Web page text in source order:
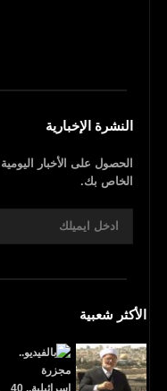
النشرة الإخبارية
الحصول على الأخبار
الخاص بك.
الأكثر شعبية